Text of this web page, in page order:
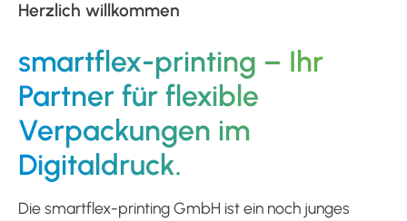
Herzlich willkommen
smartflex-printing – Ihr
Partner für flexible
Verpackungen im
Digitaldruck.
Die smartflex-printing GmbH ist ein noch junges